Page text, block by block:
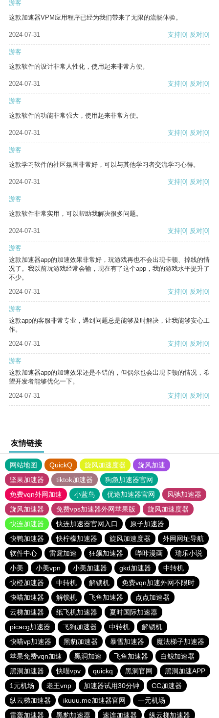
游客
这款加速器VPM应用程序已经为我们带来了无限的流畅体验。
2024-07-31 支持[0] 反对[0]
游客
这款软件的设计非常人性化，使用起来非常方便。
2024-07-31 支持[0] 反对[0]
游客
这款软件的功能非常强大，使用起来非常方便。
2024-07-31 支持[0] 反对[0]
游客
这款学习软件的社区氛围非常好，可以与其他学习者交流学习心得。
2024-07-31 支持[0] 反对[0]
游客
这款软件非常实用，可以帮助我解决很多问题。
2024-07-31 支持[0] 反对[0]
游客
这款加速器app的加速效果非常好，玩游戏再也不会出现卡顿、掉线的情
况了。我以前玩游戏经常会输，现在有了这个app，我的游戏水平提升了
不少。
2024-07-31
支持[0] 反对[0]
游客
这款app的客服非常专业，遇到问题总是能够及时解决，让我能够安心工
作。
2024-07-31
支持[0] 反对[0]
游客
这款加速器app的加速效果还是不错的，但偶尔也会出现卡顿的情况，希
望开发者能够优化一下。
2024-07-31
支持[0] 反对[0]
友情链接
网站地图 QuickQ 旋风加速度器
旋风加速
坚果加速器
tiktok加速器
狗急加速器官网
免费vqn外网加速
小蓝鸟 优途加速器官网
风驰加速器
旋风加速器
免费vps加速器外网苹果版
旋风加速度器
快连加速器
快连加速器官网入口
原子加速器
快鸭加速器
快柠檬加速器 旋风加速度器
外网网址导航
软件中心
雷霆加速 狂飙加速器 哔咔漫画
瑞乐小说
小美
小美vpn 小美加速器 gkd加速器
中转机
快橙加速器
中转机 解锁机
免费vqn加速外网不限时
快喵加速器
解锁机 飞鱼加速器
点点加速器
云梯加速器
纸飞机加速器
夏时国际加速器
picacg加速器
飞狗加速器 中转机
解锁机
快喵vp加速器
黑豹加速器 暴雪加速器
魔法梯子加速器
苹果免费vqn加速
黑洞加速 飞鱼加速器
白鲸加速器
黑洞加速器
快喵vpv quickq 黑洞官网
黑洞加速APP
1元机场
老王vnp 加速器试用30分钟
CC加速器
纵云梯加速器
ikuuu.me加速器官网
一元机场
雷轰加速器
黑豹加速器 速连加速器 纵云梯加速器